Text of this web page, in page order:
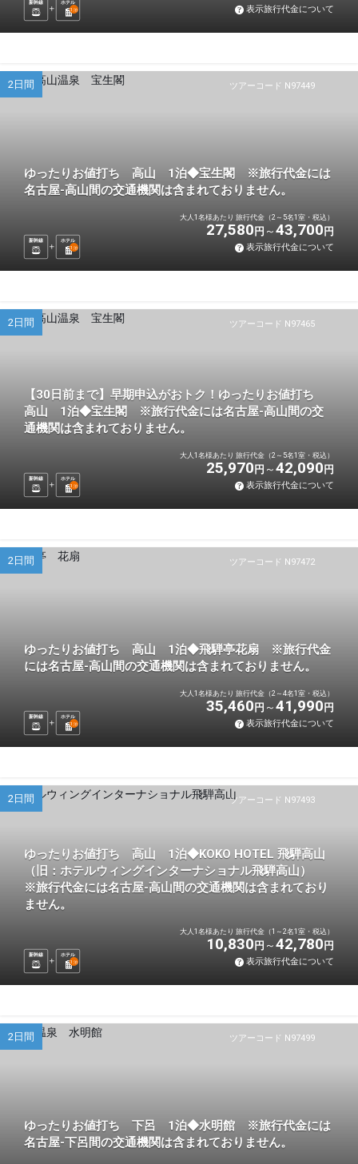
新幹線
ホテル
1 泊 表示旅行代金について
ツアーコード N97449
2日間
ゆったりお値打ち 高山 1泊◆宝生閣 ※旅行代金には
名古屋-高山間の交通機関は含まれておりません。
新幹線
ホテル
1 泊
大人1名様あたり 旅行代金（2～5名1室・税込）
27,580 円 43,700 円
表示旅行代金について
ツアーコード N97465
2日間
【30日前まで】早期申込がおトク！ゆったりお値打ち
高山 1泊◆宝生閣 ※旅行代金には名古屋-高山間の交
通機関は含まれておりません。
新幹線
ホテル
1 泊
大人1名様あたり 旅行代金（2～5名1室・税込）
25,970 円 42,090 円
表示旅行代金について
ツアーコード N97472
2日間
ゆったりお値打ち 高山 1泊◆飛騨亭花扇 ※旅行代金
には名古屋-高山間の交通機関は含まれておりません。
新幹線
ホテル
1 泊
大人1名様あたり 旅行代金（2～4名1室・税込）
35,460 円 41,990 円
表示旅行代金について
ツアーコード N97493
2日間
ゆったりお値打ち 高山 1泊◆KOKO HOTEL 飛騨高山
（旧：ホテルウィングインターナショナル飛騨高山）
※旅行代金には名古屋-高山間の交通機関は含まれており
ません。
新幹線
ホテル
1 泊
大人1名様あたり 旅行代金（1～2名1室・税込）
10,830 円 42,780 円
表示旅行代金について
ツアーコード N97499
2日間
ゆったりお値打ち 下呂 1泊◆水明館 ※旅行代金には
名古屋-下呂間の交通機関は含まれておりません。